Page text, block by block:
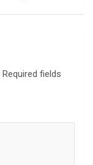
Required fields